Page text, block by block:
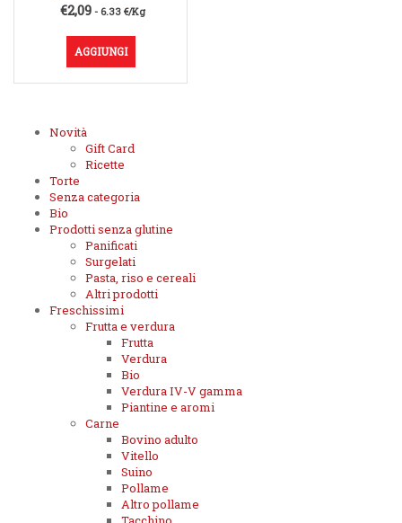
€2,09 - 6.33 €/Kg
AGGIUNGI
Novità
Gift Card
Ricette
Torte
Senza categoria
Bio
Prodotti senza glutine
Panificati
Surgelati
Pasta, riso e cereali
Altri prodotti
Freschissimi
Frutta e verdura
Frutta
Verdura
Bio
Verdura IV-V gamma
Piantine e aromi
Carne
Bovino adulto
Vitello
Suino
Pollame
Altro pollame